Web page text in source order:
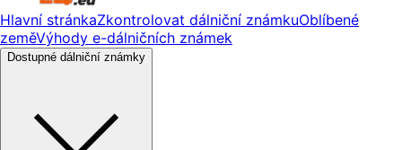
Hlavní stránkaZkontrolovat dálniční známkuOblíbené
zeměVýhody e-dálničních známek
Dostupné dálniční známky